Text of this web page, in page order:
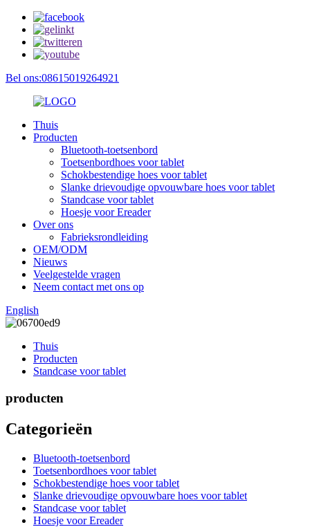
Bel ons:08615019264921
Thuis
Producten
Bluetooth-toetsenbord
Toetsenbordhoes voor tablet
Schokbestendige hoes voor tablet
Slanke drievoudige opvouwbare hoes voor tablet
Standcase voor tablet
Hoesje voor Ereader
Over ons
Fabrieksrondleiding
OEM/ODM
Nieuws
Veelgestelde vragen
Neem contact met ons op
English
Thuis
Producten
Standcase voor tablet
producten
Categorieën
Bluetooth-toetsenbord
Toetsenbordhoes voor tablet
Schokbestendige hoes voor tablet
Slanke drievoudige opvouwbare hoes voor tablet
Standcase voor tablet
Hoesje voor Ereader